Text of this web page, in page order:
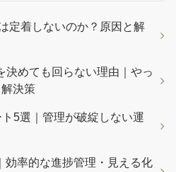
定着しないのか？原因と解
決めても回らない理由｜やっ
決策
5選｜管理が破綻しない運
効率的な進捗管理・見える化